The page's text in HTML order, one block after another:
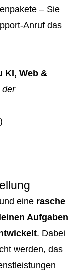
– Sie
Anruf das
KI, Web &
der
eine rasche
Aufgaben
. Dabei
werden, das